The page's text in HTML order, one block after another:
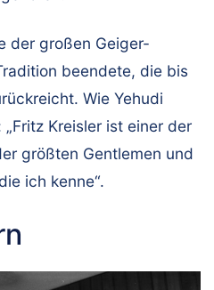
der großen Geiger-
beendete, die bis
Wie Yehudi
Kreisler ist einer der
größten Gentlemen und
ich kenne“.